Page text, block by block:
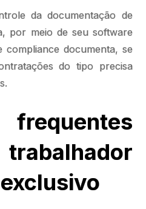
da documentação de
por meio de seu software
documenta, se
do tipo precisa
frequentes